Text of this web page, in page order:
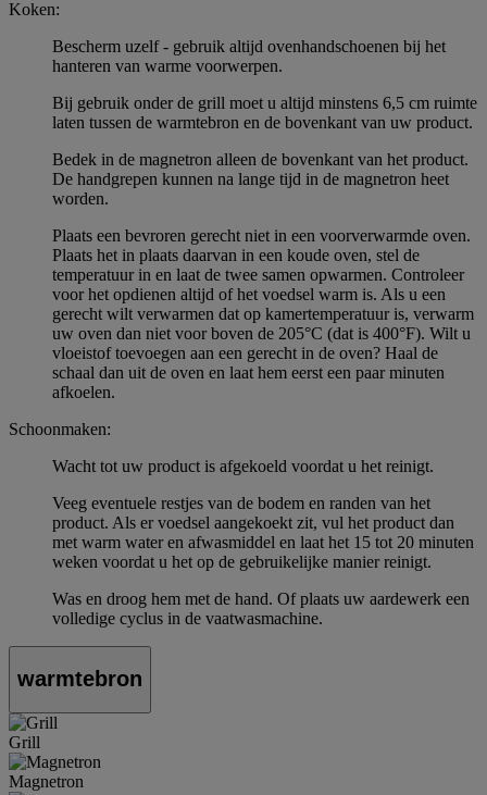
Koken:
Bescherm uzelf - gebruik altijd ovenhandschoenen bij het
hanteren van warme voorwerpen.
Bij gebruik onder de grill moet u altijd minstens 6,5 cm ruimte
laten tussen de warmtebron en de bovenkant van uw product.
Bedek in de magnetron alleen de bovenkant van het product.
De handgrepen kunnen na lange tijd in de magnetron heet
worden.
Plaats een bevroren gerecht niet in een voorverwarmde oven.
Plaats het in plaats daarvan in een koude oven, stel de
temperatuur in en laat de twee samen opwarmen. Controleer
voor het opdienen altijd of het voedsel warm is. Als u een
gerecht wilt verwarmen dat op kamertemperatuur is, verwarm
uw oven dan niet voor boven de 205°C (dat is 400°F). Wilt u
vloeistof toevoegen aan een gerecht in de oven? Haal de
schaal dan uit de oven en laat hem eerst een paar minuten
afkoelen.
Schoonmaken:
Wacht tot uw product is afgekoeld voordat u het reinigt.
Veeg eventuele restjes van de bodem en randen van het
product. Als er voedsel aangekoekt zit, vul het product dan
met warm water en afwasmiddel en laat het 15 tot 20 minuten
weken voordat u het op de gebruikelijke manier reinigt.
Was en droog hem met de hand. Of plaats uw aardewerk een
volledige cyclus in de vaatwasmachine.
warmtebron
Grill
Magnetron